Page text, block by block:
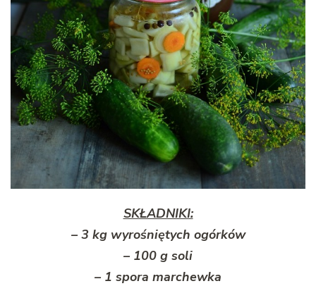
SKŁADNIKI:
– 3 kg wyrośniętych ogórków
– 100 g soli
– 1 spora marchewka